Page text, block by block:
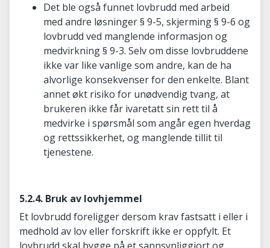
Det ble også funnet lovbrudd med arbeid
med andre løsninger § 9-5, skjerming § 9-6 og
lovbrudd ved manglende informasjon og
medvirkning § 9-3. Selv om disse lovbruddene
ikke var like vanlige som andre, kan de ha
alvorlige konsekvenser for den enkelte. Blant
annet økt risiko for unødvendig tvang, at
brukeren ikke får ivaretatt sin rett til å
medvirke i spørsmål som angår egen hverdag
og rettssikkerhet, og manglende tillit til
tjenestene.
5.2.4. Bruk av lovhjemmel
Et lovbrudd foreligger dersom krav fastsatt i eller i
medhold av lov eller forskrift ikke er oppfylt. Et